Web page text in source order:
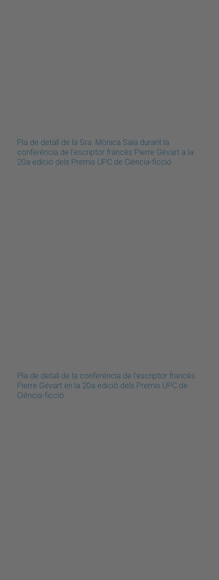
Pla de detall de la Sra. Mònica Sala durant la
conferència de l'escriptor francès Pierre Gévart a la
20a edició dels Premis UPC de Ciència-ficció
Pla de detall de la conferència de l'escriptor francès
Pierre Gévart en la 20a edició dels Premis UPC de
Ciència-ficció